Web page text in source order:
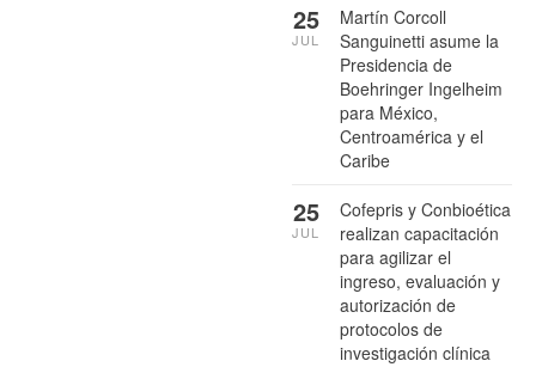
Martín Corcoll
Sanguinetti asume la
Presidencia de
Boehringer Ingelheim
para México,
Centroamérica y el
Caribe
25
JUL
Cofepris y Conbioética
realizan capacitación
para agilizar el
ingreso, evaluación y
autorización de
protocolos de
investigación clínica
25
JUL